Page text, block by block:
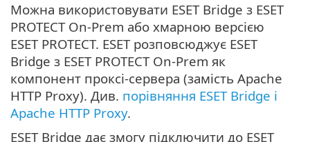
Можна використовувати ESET Bridge з ESET
PROTECT On-Prem або хмарною версією
ESET PROTECT. ESET розповсюджує ESET
Bridge з ESET PROTECT On-Prem як
компонент проксі-сервера (замість Apache
HTTP Proxy). Див. порівняння ESET Bridge і
Apache HTTP Proxy.
ESET Bridge дає змогу підключити до ESET